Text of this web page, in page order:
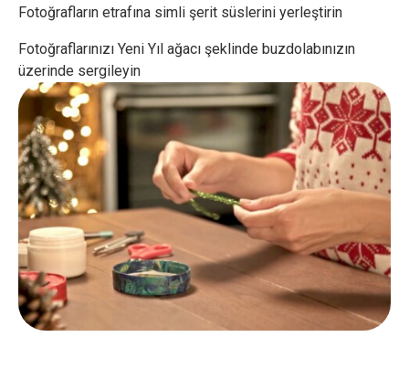
Fotoğrafların etrafına simli şerit süslerini yerleştirin
Fotoğraflarınızı Yeni Yıl ağacı şeklinde buzdolabınızın
üzerinde sergileyin